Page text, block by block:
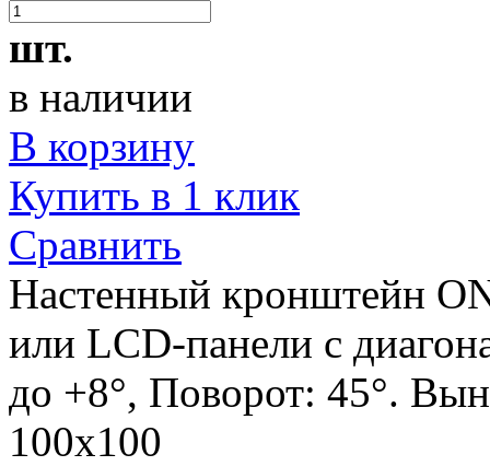
шт.
в наличии
В корзину
Купить в 1 клик
Сравнить
Настенный кронштейн
или LCD-панели с
до +8°, Поворот: 45°.
100x100